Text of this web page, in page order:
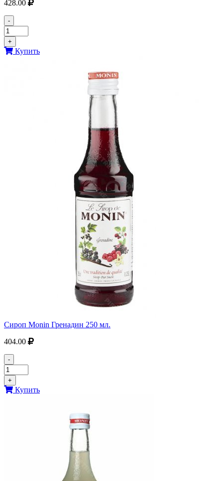
428.00
-
+
Купить
Сироп Monin Гренадин 250 мл.
404.00
-
+
Купить